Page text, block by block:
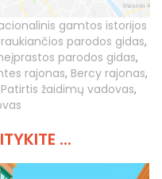
gamtos istorijos
parodos gidas,
parodos gidas,
rajonas, Bercy rajonas,
Patirtis žaidimų vadovas,
...